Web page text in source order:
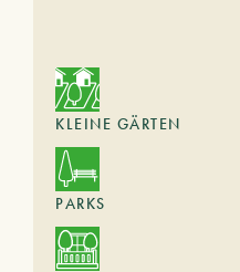
KLEINE GÄRTEN
PARKS